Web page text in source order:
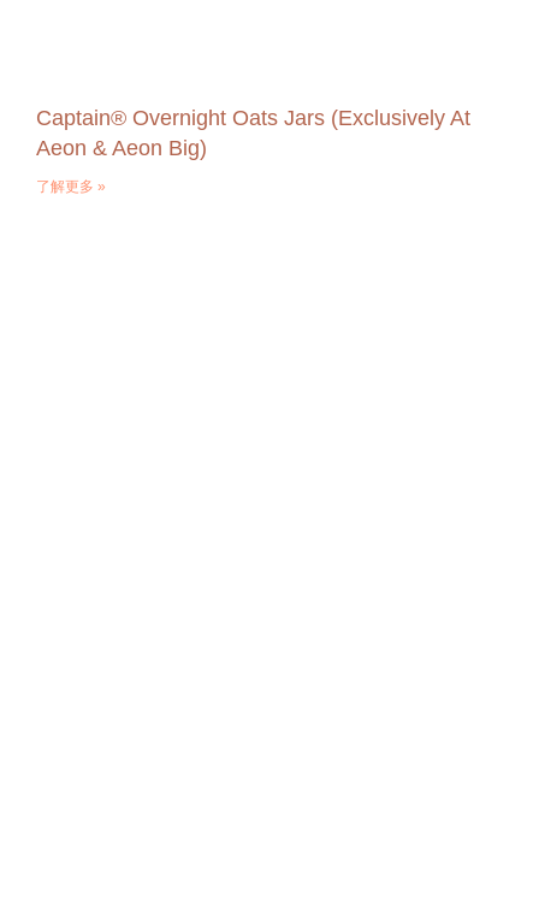
Captain® Overnight Oats Jars (Exclusively At
Aeon & Aeon Big)
了解更多 »